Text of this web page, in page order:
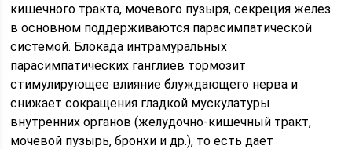
кишечного тракта, мочевого пузыря, секреция желез
в основном поддерживаются парасимпатической
системой. Блокада интрамуральных
парасимпатических ганглиев тормозит
стимулирующее влияние блуждающего нерва и
снижает сокращения гладкой мускулатуры
внутренних органов (желудочно-кишечный тракт,
мочевой пузырь, бронхи и др.), то есть дает